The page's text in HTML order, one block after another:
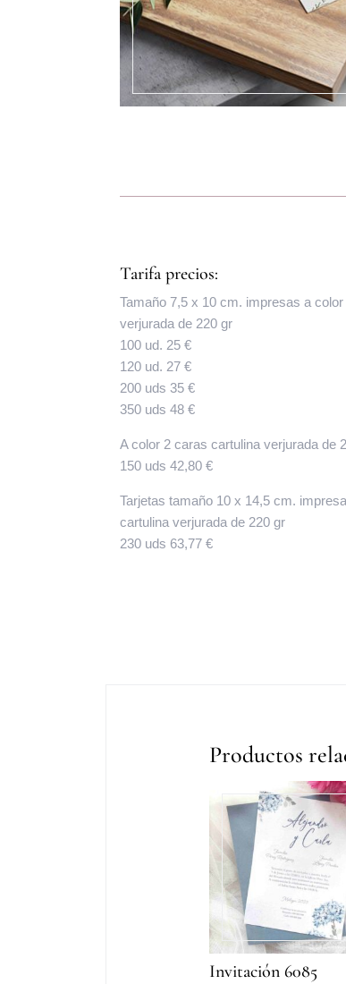
Tarifa precios:
Tamaño 7,5 x 10 cm. impresas a
verjurada de 220 gr
100 ud. 25 €
120 ud. 27 €
200 uds 35 €
350 uds 48 €
A color 2 caras cartulina verjurada de
150 uds 42,80 €
Tarjetas tamaño 10 x 14,5 cm.
cartulina verjurada de 220 gr
230 uds 63,77 €
Productos
Invitación 6085